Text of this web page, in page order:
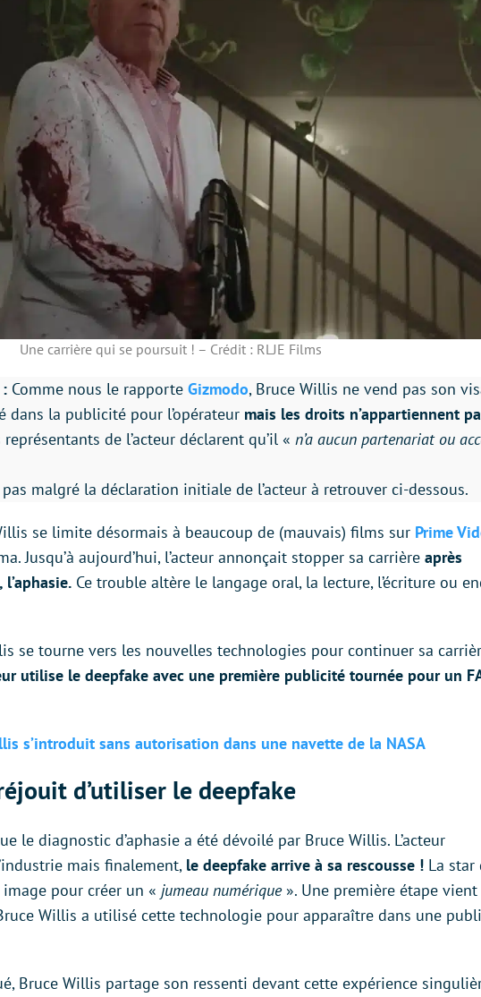
Une carrière qui se poursuit ! – Crédit : RLJE Films
Comme nous le rapporte Gizmodo, Bruce Willis ne vend pas son
dans la publicité pour l’opérateur mais les droits n’appartiennent
représentants de l’acteur déclarent qu’il « n’a aucun partenariat ou
pas malgré la déclaration initiale de l’acteur à retrouver ci-dessous.
se limite désormais à beaucoup de (mauvais) films sur Prime
Jusqu’à aujourd’hui, l’acteur annonçait stopper sa carrière après
Ce trouble altère le langage oral, la lecture, l’écriture ou
se tourne vers les nouvelles technologies pour continuer sa
utilise le deepfake avec une première publicité tournée pour un
s’introduit sans autorisation dans une navette de la NASA
d’utiliser le deepfake
le diagnostic d’aphasie a été dévoilé par Bruce Willis. L’acteur
mais finalement, le deepfake arrive à sa rescousse ! La star
pour créer un « jumeau numérique ». Une première étape vient
Willis a utilisé cette technologie pour apparaître dans une
Bruce Willis partage son ressenti devant cette expérience